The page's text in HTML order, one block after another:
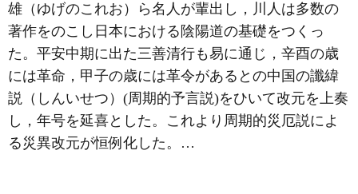
雄（ゆげのこれお）ら名人が輩出し，川人は多数の
著作をのこし日本における陰陽道の基礎をつくっ
た。平安中期に出た三善清行も易に通じ，辛酉の歳
には革命，甲子の歳には革令があるとの中国の讖緯
説（しんいせつ）(周期的予言説)をひいて改元を上奏
し，年号を延喜とした。これより周期的災厄説によ
る災異改元が恒例化した。…